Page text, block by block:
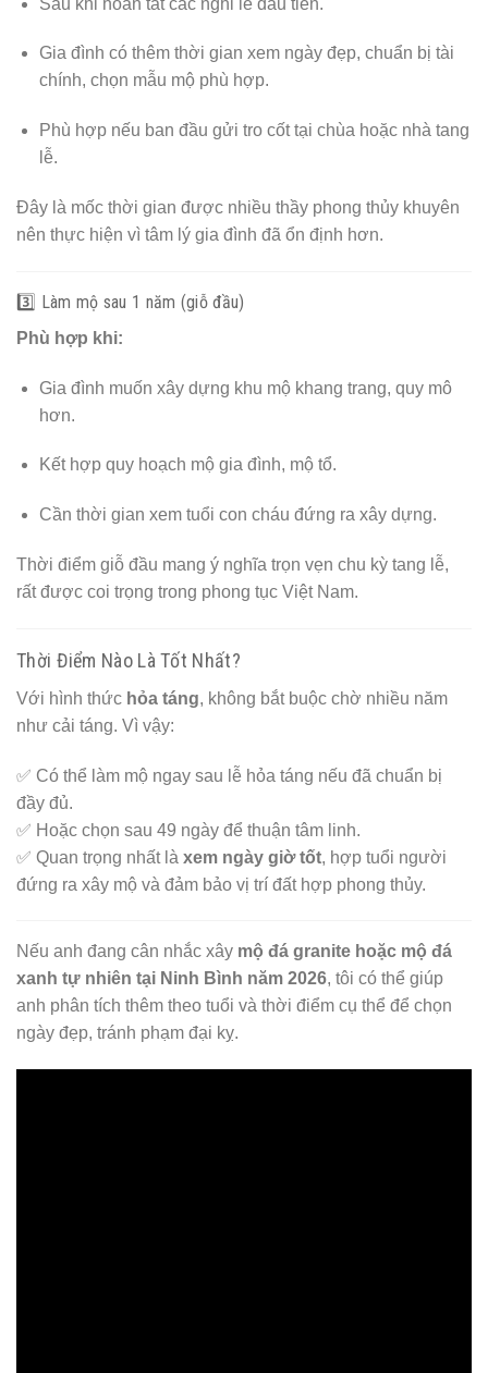
Gia đình có thêm thời gian xem ngày đẹp, chuẩn bị tài
chính, chọn mẫu mộ phù hợp.
Phù hợp nếu ban đầu gửi tro cốt tại chùa hoặc nhà tang
lễ.
Đây là mốc thời gian được nhiều thầy phong thủy khuyên
nên thực hiện vì tâm lý gia đình đã ổn định hơn.
3️⃣ Làm mộ sau 1 năm (giỗ đầu)
Phù hợp khi:
Gia đình muốn xây dựng khu mộ khang trang, quy mô
hơn.
Kết hợp quy hoạch mộ gia đình, mộ tổ.
Cần thời gian xem tuổi con cháu đứng ra xây dựng.
Thời điểm giỗ đầu mang ý nghĩa trọn vẹn chu kỳ tang lễ,
rất được coi trọng trong phong tục Việt Nam.
Thời Điểm Nào Là Tốt Nhất?
Với hình thức hỏa táng, không bắt buộc chờ nhiều năm
như cải táng. Vì vậy:
✅ Có thể làm mộ ngay sau lễ hỏa táng nếu đã chuẩn bị
đầy đủ.
✅ Hoặc chọn sau 49 ngày để thuận tâm linh.
✅ Quan trọng nhất là xem ngày giờ tốt, hợp tuổi người
đứng ra xây mộ và đảm bảo vị trí đất hợp phong thủy.
Nếu anh đang cân nhắc xây mộ đá granite hoặc mộ đá
xanh tự nhiên tại Ninh Bình năm 2026, tôi có thể giúp
anh phân tích thêm theo tuổi và thời điểm cụ thể để chọn
ngày đẹp, tránh phạm đại kỵ.